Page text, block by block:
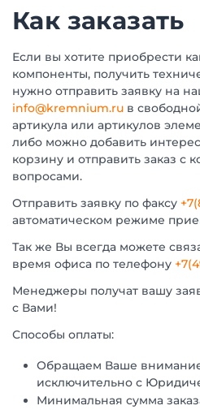
Как заказать
Если вы хотите приобрести
компоненты, получить
нужно отправить заявку на
info@kremnium.ru в
артикула или артикулов
либо можно добавить
корзину и отправить заказ с
вопросами.
Отправить заявку по факсу
автоматическом режиме
Так же Вы всегда можете
время офиса по телефону
Менеджеры получат вашу
с Вами!
Способы оплаты:
Обращаем Ваше
исключительно с
Минимальная сумма